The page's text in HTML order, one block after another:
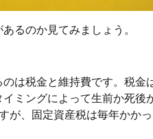
るのか見てみましょう。
は税金と維持費です。税金
ミングによって生前か死後
が、固定資産税は毎年かか